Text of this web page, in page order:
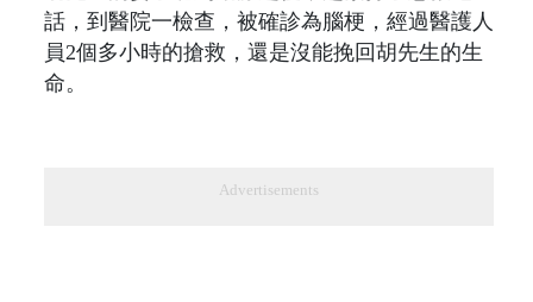
話，到醫院一檢查，被確診為腦梗，經過醫護人
員2個多小時的搶救，還是沒能挽回胡先生的生
命。
Advertisements